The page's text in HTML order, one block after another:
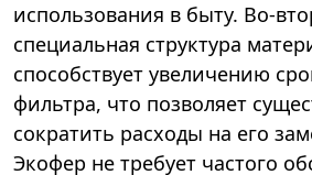
использования в быту. Во-
специальная структура
способствует увеличению
фильтра, что позволяет
сократить расходы на его
Экофер не требует частого